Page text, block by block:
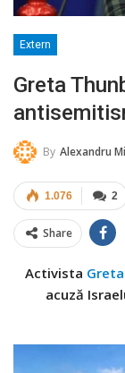
Extern
Greta
By Alexandru
2
1.076
Share
Activista
acuză